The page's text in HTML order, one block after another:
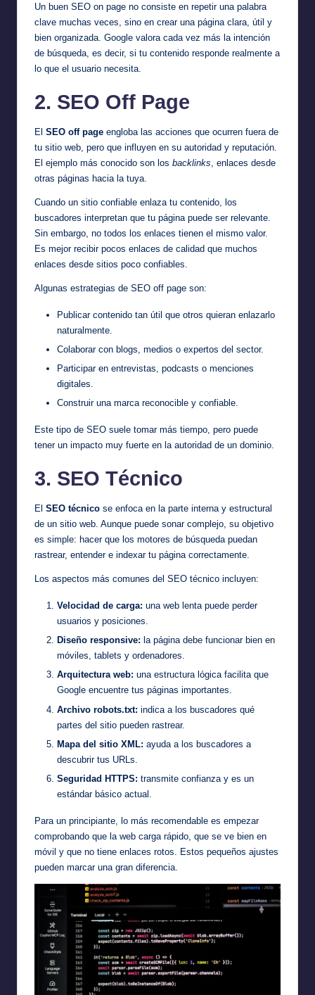
Un buen SEO on page no consiste en repetir una palabra
clave muchas veces, sino en crear una página clara, útil y
bien organizada. Google valora cada vez más la intención
de búsqueda, es decir, si tu contenido responde realmente a
lo que el usuario necesita.
2. SEO Off Page
El SEO off page engloba las acciones que ocurren fuera de
tu sitio web, pero que influyen en su autoridad y reputación.
El ejemplo más conocido son los backlinks , enlaces desde
otras páginas hacia la tuya.
Cuando un sitio confiable enlaza tu contenido, los
buscadores interpretan que tu página puede ser relevante.
Sin embargo, no todos los enlaces tienen el mismo valor.
Es mejor recibir pocos enlaces de calidad que muchos
enlaces desde sitios poco confiables.
Algunas estrategias de SEO off page son:
Publicar contenido tan útil que otros quieran enlazarlo
naturalmente.
Colaborar con blogs, medios o expertos del sector.
Participar en entrevistas, podcasts o menciones
digitales.
Construir una marca reconocible y confiable.
Este tipo de SEO suele tomar más tiempo, pero puede
tener un impacto muy fuerte en la autoridad de un dominio.
3. SEO Técnico
El SEO técnico se enfoca en la parte interna y estructural
de un sitio web. Aunque puede sonar complejo, su objetivo
es simple: hacer que los motores de búsqueda puedan
rastrear, entender e indexar tu página correctamente.
Los aspectos más comunes del SEO técnico incluyen:
Velocidad de carga: una web lenta puede perder
usuarios y posiciones.
Diseño responsive: la página debe funcionar bien en
móviles, tablets y ordenadores.
Arquitectura web: una estructura lógica facilita que
Google encuentre tus páginas importantes.
Archivo robots.txt: indica a los buscadores qué
partes del sitio pueden rastrear.
Mapa del sitio XML: ayuda a los buscadores a
descubrir tus URLs.
Seguridad HTTPS: transmite confianza y es un
estándar básico actual.
Para un principiante, lo más recomendable es empezar
comprobando que la web carga rápido, que se ve bien en
móvil y que no tiene enlaces rotos. Estos pequeños ajustes
pueden marcar una gran diferencia.